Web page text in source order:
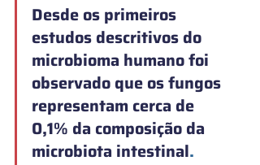
Desde os primeiros
estudos descritivos do
microbioma humano foi
observado que os fungos
representam cerca de
0,1% da composição da
microbiota intestinal.